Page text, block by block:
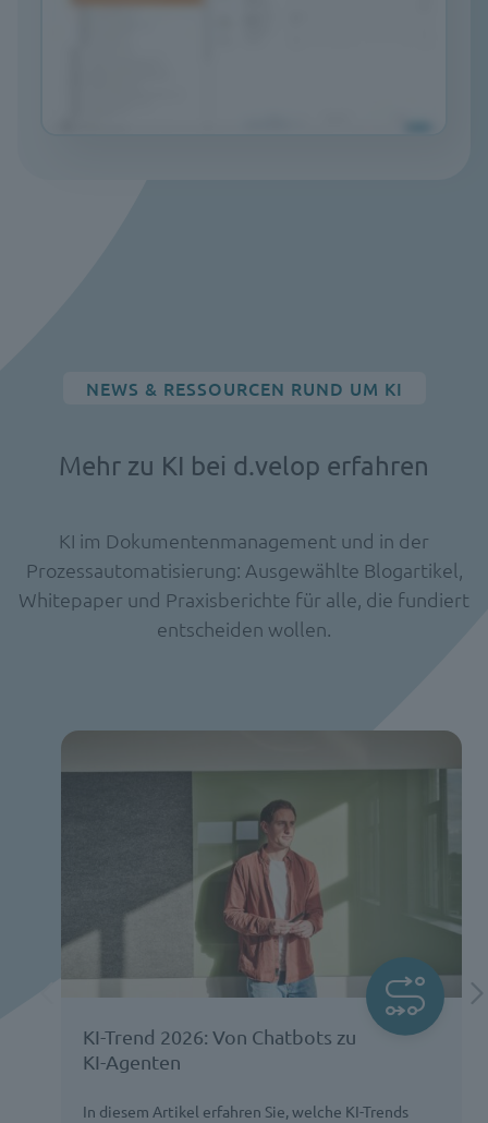
NEWS & RESSOURCEN RUND UM KI
Mehr zu KI bei d.velop erfahren
KI im Dokumentenmanagement und in der
Prozessautomatisierung: Ausgewählte Blogartikel,
Whitepaper und Praxisberichte für alle, die fundiert
entscheiden wollen.
KI-Trend 2026: Von Chatbots zu
KI-Agenten
In diesem Artikel erfahren Sie, welche KI-Trends